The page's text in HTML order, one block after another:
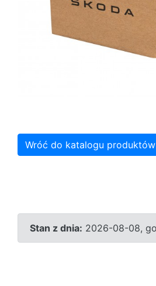
Wróć do katalogu produktów
Stan z dnia: 2026-08-08,